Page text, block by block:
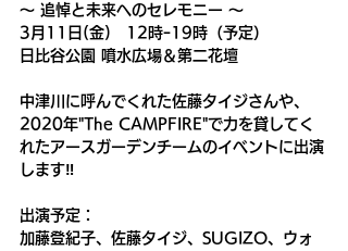
〜 追悼と未来へのセレモニー 〜
3月11日(金)　12時ｰ19時（予定）
日比谷公園 噴水広場＆第二花壇
中津川に呼んでくれた佐藤タイジさんや、
2020年"The CAMPFIRE"で力を貸してく
れたアースガーデンチームのイベントに出演
します‼️
出演予定：
加藤登紀子、佐藤タイジ、SUGIZO、ウォ